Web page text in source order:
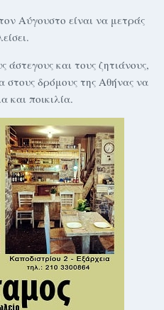
Αύγουστο είναι να μετράς
άστεγους και τους ζητιάνους,
στους δρόμους της Αθήνας να
και ποικιλία.